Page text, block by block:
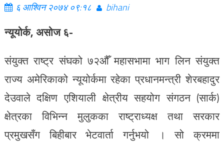
६ आश्विन २०७४ ०९:१८ bihani
न्यूयोर्क, असोज ६-
संयुक्त राष्ट्र संघको ७२औँ महासभामा भाग लिन संयुक्त
राज्य अमेरिकाको न्यूयोर्कमा रहेका प्रधानमन्त्री शेरबहादुर
देउवाले दक्षिण एशियाली क्षेत्रीय सहयोग संगठन (सार्क)
क्षेत्रका विभिन्न मुलुकका राष्ट्राध्यक्ष तथा सरकार
प्रमुखसँग बिहीबार भेटवार्ता गर्नुभयो । सो क्रममा